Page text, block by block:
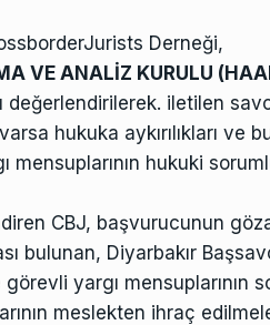
Derneği,
VE ANALİZ KURULU
değerlendirilerek. iletilen
hukuka aykırılıkları ve bu
hukuki
CBJ, başvurucunun
bulunan, Diyarbakır
yargı mensuplarının
meslekten ihraç